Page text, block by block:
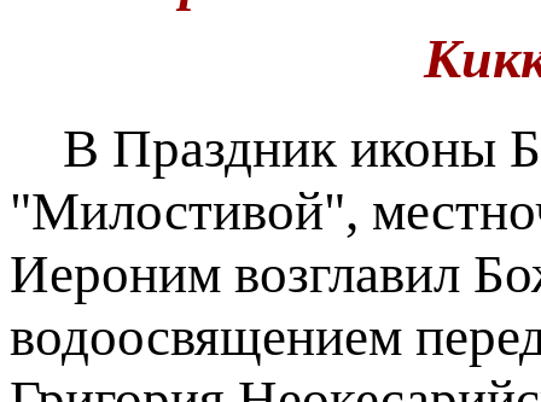
В Праздник иконы
"Милостивой",
Иероним возглавил
водоосвящением